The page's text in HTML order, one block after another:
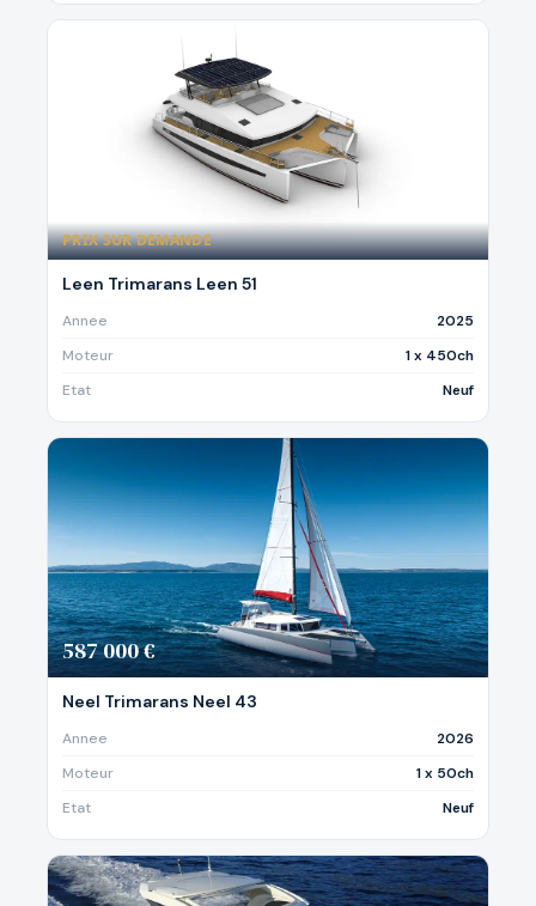
PRIX SUR DEMANDE
Leen Trimarans Leen 51
Annee
2025
Moteur
1 x 450ch
Etat
Neuf
587 000 €
Neel Trimarans Neel 43
Annee
2026
Moteur
1 x 50ch
Etat
Neuf